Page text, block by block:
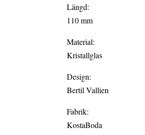
Längd:
110 mm
Material:
Kristallglas
Design:
Bertil Vallien
Fabrik:
KostaBoda